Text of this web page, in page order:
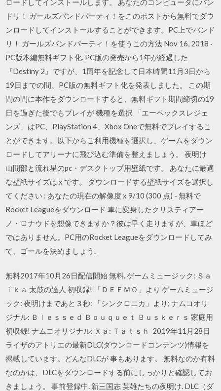
ドリ！ ガールズバンドパーティ！をこのポストから無料でダウ
ンロードしてインストールすることができます。PC上でバンド
リ！ ガールズバンドパーティ！を使うこの方法 Nov 16, 2018 ·
PC版本編無料ギフト化. PC版の発売から1年が経過した
『Destiny 2』ですが、1周年を記念して日本時間11月3日から
19日までの間、PC版の無料ギフト化を発表しました。 この期
間の間に本作をダウンロードすると、無料ギフト期間締切の19
日を過ぎた後でもプレイが 機種を選択 「エーペックスレジェ
ンズ」はPC、PlayStation 4、Xbox Oneで無料でプレイするこ
とができます。以下からご利用機種を選択し、ゲームをダウン
ロードしてアリーナに飛び込む準備を整えましょう。 夜明け
山間部と流れ星のpc・デスクトップ用壁紙です。 あなたに最適
な壁紙サイズは x です。 ダウンロードする壁紙サイズを選択し
てください : あなたの現在の解像度 x 9/10 (300 点) - 無料で
Rocket Leagueをダウンロード 車に変身したクリスティアー
ノ・ロナウドを想像できますか？彼は早く走りますが、車ほど
ではありません。PC用のRocket Leagueをダウンロードしてみ
て、ゴールを決めましょう.
無料2017年10月26日配信開始 無料. ゲームミュージック: Ｓａ
ｉｋａ 太鼓の達人 初収録! 「ＤＥＥＭＯ」より ゲームミュージ
ック: 夜明けまであと３秒: 「シンクロニカ」より; ナムコオリ
ジナル: Ｂｌｅｓｓｅｄ Ｂｏｕｑｕｅｔ Ｂｕｓｋｅｒｓ 家庭用
初収録! ナムコオリジナル: Ｘａ: Ｔａｔｓｈ 2019年11月28日
ライザのアトリエの最新DLC(ダウンロードコンテンツ)情報を
掲載しています。どんなDLCが 事もあります。 無料なのか有料
なのかは、DLCをダウンロードする前にしっかりと確認してお
きましょう。 事前登録中. 新三国志 英雄たちの夜明け. DLC（ダ